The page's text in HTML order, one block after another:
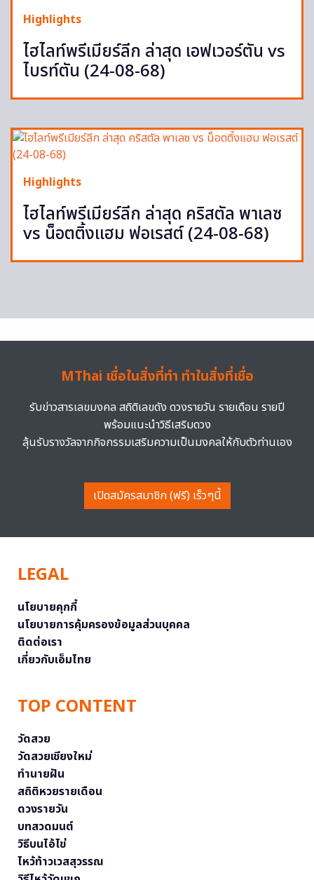
Highlights
ไฮไลท์พรีเมียร์ลีก ล่าสุด เอฟเวอร์ตัน vs
ไบรท์ตัน (24-08-68)
Highlights
ไฮไลท์พรีเมียร์ลีก ล่าสุด คริสตัล พาเลซ
vs น็อตติ้งแฮม ฟอเรสต์ (24-08-68)
MThai เชื่อในสิ่งที่ทำ ทำในสิ่งที่เชื่อ
รับข่าวสารเลขมงคล สถิติเลขดัง ดวงรายวัน รายเดือน รายปี
พร้อมแนะนำวิธีเสริมดวง
ลุ้นรับรางวัลจากกิจกรรมเสริมความเป็นมงคลให้กับตัวท่านเอง
เปิดสมัครสมาชิก (ฟรี) เร็วๆนี้
LEGAL
นโยบายคุกกี้
นโยบายการคุ้มครองข้อมูลส่วนบุคคล
ติดต่อเรา
เกี่ยวกับเอ็มไทย
TOP CONTENT
วัดสวย
วัดสวยเชียงใหม่
ทำนายฝัน
สถิติหวยรายเดือน
ดวงรายวัน
บทสวดมนต์
วิธีบนไอ้ไข่
ไหว้ท้าวเวสสุวรรณ